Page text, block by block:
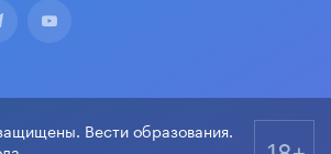
Вести образования.